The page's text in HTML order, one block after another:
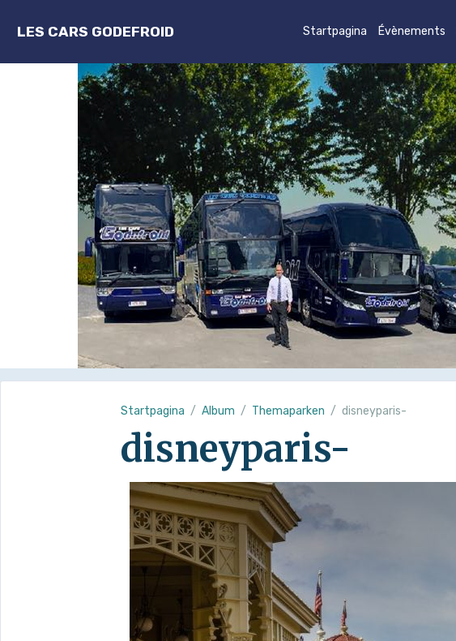
LES CARS GODEFROID Startpagina Évènements
Startpagina Album Themaparken disneyparis-
disneyparis-